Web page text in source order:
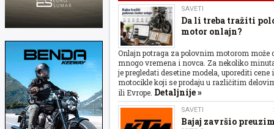
SAVETI
Da li treba tražiti
motor onlajn?
Onlajn potraga za polovnim motorom može
mnogo vremena i novca. Za nekoliko
je pregledati desetine modela, uporediti cene
motocikle koji se prodaju u različitim
ili Evrope. Detaljnije »
SAVETI
Bajaj završio